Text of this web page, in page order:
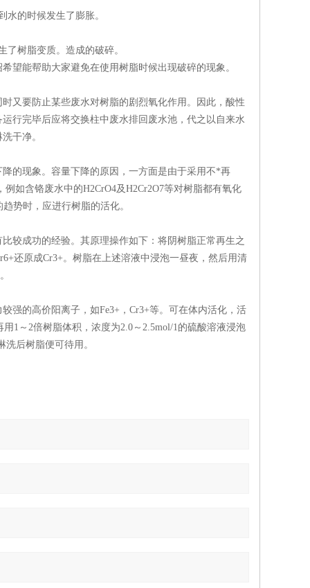
的时候发生了膨胀。
树脂变质。造成的破碎。
能帮助大家避免在使用树脂时候出现破碎的现象。
要防止某些废水对树脂的剧烈氧化作用。因此，酸性
行完毕后应将交换柱中废水排回废水池，代之以自来水
干净。
现象。容量下降的原因，一方面是由于采用不*再
如含铬废水中的H2CrO4及H2Cr2O7等对树脂都有氧化
势时，应进行树脂的活化。
成功的经验。其原理操作如下：将阴树脂正常再生之
还原成Cr3+。树脂在上述溶液中浸泡一昼夜，然后用清
的高价阳离子，如Fe3+，Cr3+等。可在体内活化，活
1～2倍树脂体积，浓度为2.0～2.5mol/1的硫酸溶液浸泡
后树脂便可待用。